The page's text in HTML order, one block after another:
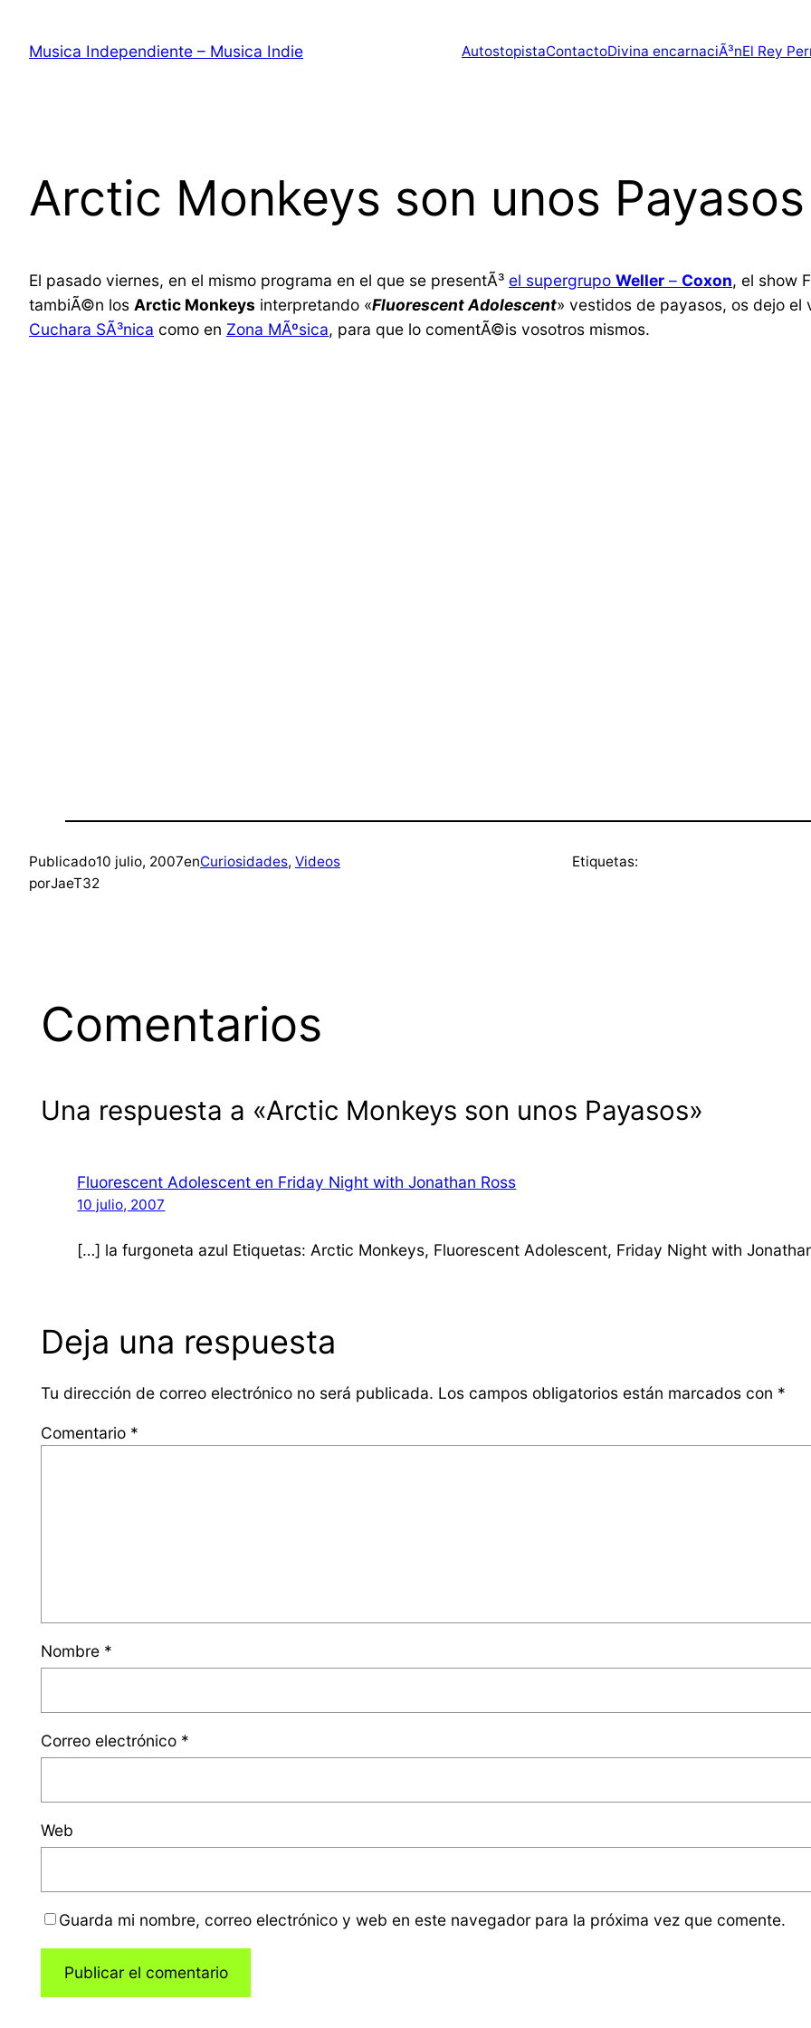
contenido
Musica Independiente – Musica Indie AutostopistaContactoDivina encarnaciÃ³nEl Rey
Arctic Monkeys son unos Payasos
El pasado viernes, en el mismo programa en el que se presentÃ³ el supergrupo Weller – Coxon, el show
tambiÃ©n los Arctic Monkeys interpretando «Fluorescent Adolescent» vestidos de payasos, os dejo el
Cuchara SÃ³nica como en Zona MÃºsica, para que lo comentÃ©is vosotros mismos.
Publicado10 julio, 2007enCuriosidades, Videos
porJaeT32
Etiquetas:
Comentarios
Una respuesta a «Arctic Monkeys son unos Payasos»
Fluorescent Adolescent en Friday Night with Jonathan Ross
10 julio, 2007
[…] la furgoneta azul Etiquetas: Arctic Monkeys, Fluorescent Adolescent, Friday Night with
Deja una respuesta
Tu dirección de correo electrónico no será publicada. Los campos obligatorios están marcados con *
Comentario *
Nombre *
Correo electrónico *
Web
Guarda mi nombre, correo electrónico y web en este navegador para la próxima vez que comente.